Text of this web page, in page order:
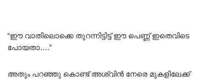
“ഈ വാതിലൊക്കെ തുറന്നിട്ടിട്ട് ഈ പെണ്ണ് ഇതെവിടെ
പോയതാ….”
അതും പറഞ്ഞു കൊണ്ട് അശ്വിൻ നേരെ മുകളിലേക്ക്